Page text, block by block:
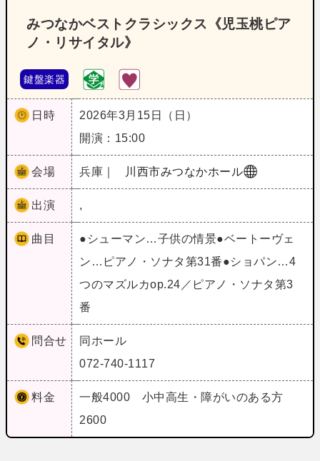
みつなかベストクラシックス《児玉桃ピア
ノ・リサイタル》
鍵盤楽器
日時
2026年3月15日（日）
開演：15:00
会場 兵庫｜ 川西市みつなかホール
出演 ,
曲目
●シューマン…子供の情景●ベートーヴェ
ン…ピアノ・ソナタ第31番●ショパン…4
つのマズルカop.24／ピアノ・ソナタ第3
番
問合せ
同ホール
072-740-1117
料金
一般4000 小中高生・障がいのある方
2600